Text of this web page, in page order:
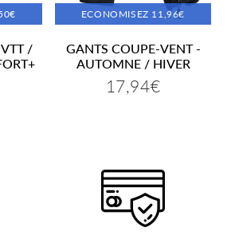
/
ECONOMISEZ 11,96€
GANTS COUPE-VENT -
AUTOMNE / HIVER
Prix
17,94€